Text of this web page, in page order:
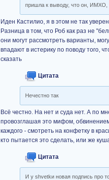
пришла к выводу, что он, ИМХО,
Иден Кастилио, я в этом не так
Разница в том, что Роб как раз не
они могут рассмотреть варианты,
впадают в истерику по поводу того,
сказать
Цитата
Нечестно так
Всё честно. На нет и суда нет. А по
провозглашая это мифом,
каждого - смотреть на конфетку в
кто пытается это сделать, или же
Цитата
И у shvetkи новая подпись про